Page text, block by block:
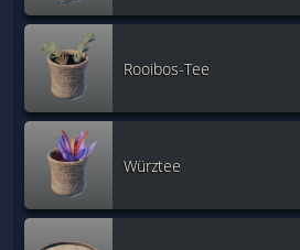
Rooibos-Tee
Würztee